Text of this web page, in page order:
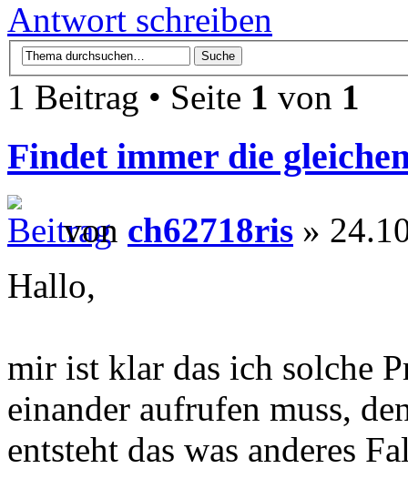
Antwort schreiben
1 Beitrag • Seite 1 von 1
Findet immer die
von ch62718ris »
Hallo,
mir ist klar das ich solche
einander aufrufen muss,
entsteht das was anderes